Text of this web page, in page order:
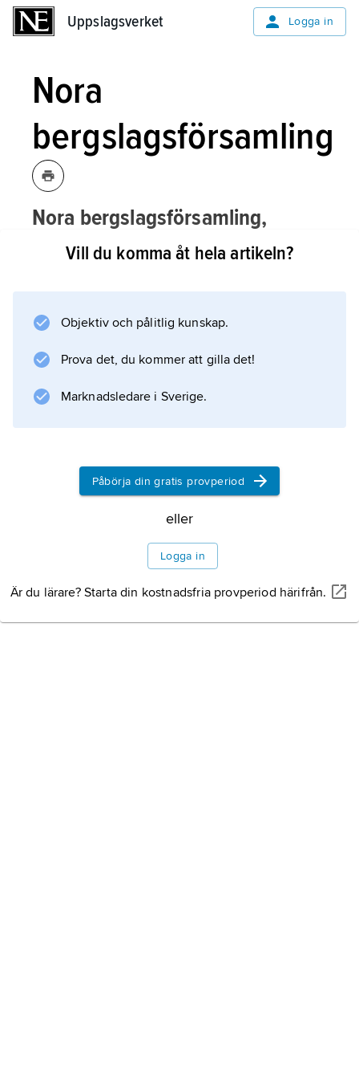
Uppslagsverket Logga in
Nora
bergslagsförsamling
Nora bergslagsförsamling,
församling i Västerås stift, Nora
kommun, Västmanland (Örebro län).
genom sammanslagning av församlingarna
,
Nora bergsförsamling
och
Vill du komma åt hela artikeln?
Objektiv och pålitlig kunskap.
Prova det, du kommer att gilla det!
Marknadsledare i Sverige.
Påbörja din gratis provperiod
eller
Logga in
Är du lärare? Starta din kostnadsfria provperiod härifrån.